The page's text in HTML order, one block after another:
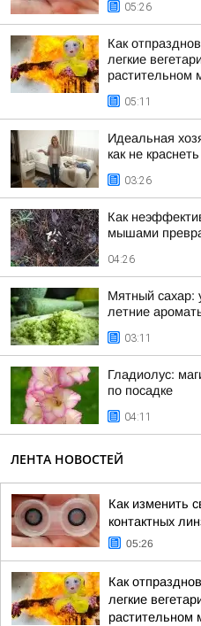
05:26
Как
легкие
растительном
05:11
Идеальная
как не
03:26
Как
мышами
04:26
Мятный сахар:
летние
03:11
Гладиолус:
по посадке
04:11
ЛЕНТА НОВОСТЕЙ
Как изменить
контактных
05:26
Как
легкие
растительном